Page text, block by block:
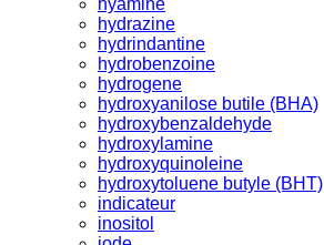
hydrazine
hydrindantine
hydrobenzoine
hydrogene
hydroxyanilose butile (BHA)
hydroxybenzaldehyde
hydroxylamine
hydroxyquinoleine
hydroxytoluene butyle (BHT)
indicateur
inositol